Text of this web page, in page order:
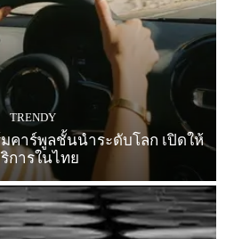
TRENDY
คาร์พูลชั้นนำระดับโลก เปิดให้
การในไทย